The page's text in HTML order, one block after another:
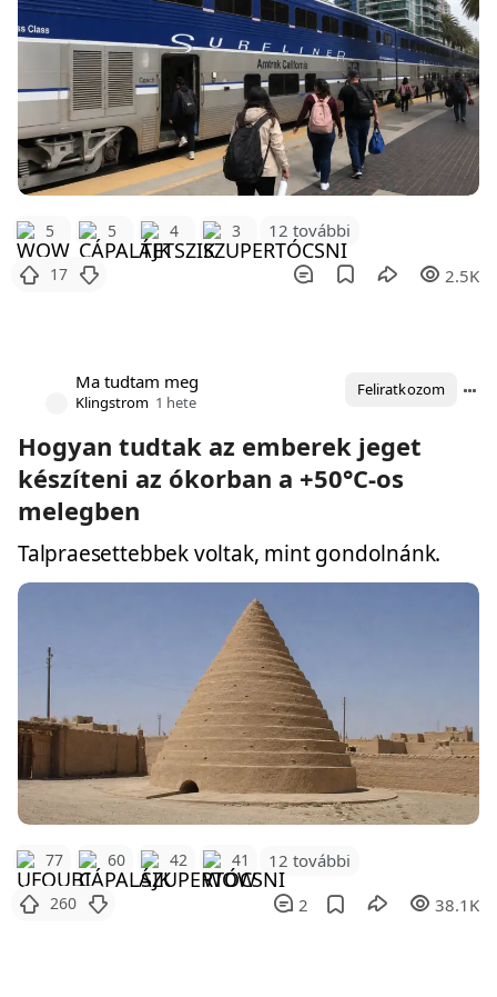
5 5 4 3 12 további
17 2.5K
Ma tudtam meg
Klingstrom 1 hete
Feliratkozom
Hogyan tudtak az emberek jeget
készíteni az ókorban a +50°C-os
melegben
Talpraesettebbek voltak, mint gondolnánk.
77 60 42 41 12 további
260 2 38.1K